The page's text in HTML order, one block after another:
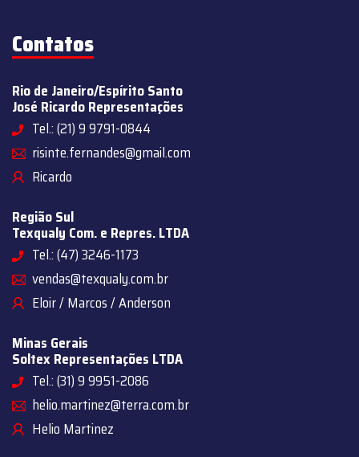
Contatos
Rio de Janeiro/Espírito Santo
José Ricardo Representações
Tel.: (21) 9 9791-0844
risinte.fernandes@gmail.com
Ricardo
Região Sul
Texqualy Com. e Repres. LTDA
Tel.: (47) 3246-1173
vendas@texqualy.com.br
Eloir / Marcos / Anderson
Minas Gerais
Soltex Representações LTDA
Tel.: (31) 9 9951-2086
helio.martinez@terra.com.br
Helio Martinez